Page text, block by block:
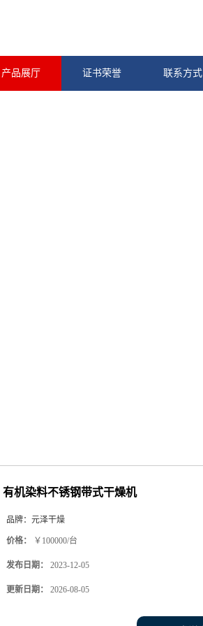
产品展厅 证书荣誉 联系方式
有机染料不锈钢带式干燥机
品牌： 元泽干燥
价格： ￥100000/台
发布日期： 2023-12-05
更新日期： 2026-08-05